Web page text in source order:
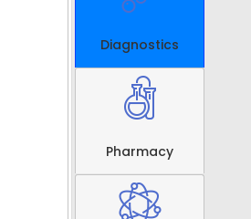
Diagnostics
Pharmacy